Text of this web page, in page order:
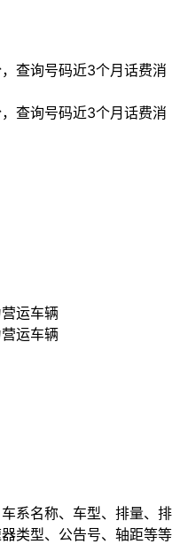
查询号码近3个月话费消
查询号码近3个月话费消
运车辆
运车辆
系名称、车型、排量、排
类型、公告号、轴距等等